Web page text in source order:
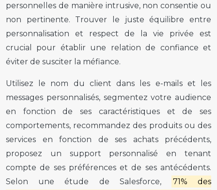
personnelles de manière intrusive, non consentie ou
non pertinente. Trouver le juste équilibre entre
personnalisation et respect de la vie privée est
crucial pour établir une relation de confiance et
éviter de susciter la méfiance.
Utilisez le nom du client dans les e-mails et les
messages personnalisés, segmentez votre audience
en fonction de ses caractéristiques et de ses
comportements, recommandez des produits ou des
services en fonction de ses achats précédents,
proposez un support personnalisé en tenant
compte de ses préférences et de ses antécédents.
Selon une étude de Salesforce,
71% des